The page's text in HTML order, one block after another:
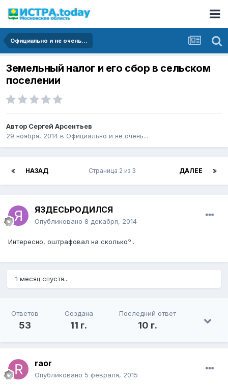
Официально и не очень...
Земельный налог и его сбор в сельском
поселении
Автор Сергей Арсентьев
29 ноября, 2014 в Официально и не очень...
НАЗАД ДАЛЕЕ
Страница 2 из 3
ЯЗДЕСЬРОДИЛСЯ
Опубликовано 8 декабря, 2014
Интересно, оштрафовал на сколько?..
1 месяц спустя...
Ответов
53
Создана
11 г.
Последний ответ
10 г.
raor
Опубликовано 5 февраля, 2015